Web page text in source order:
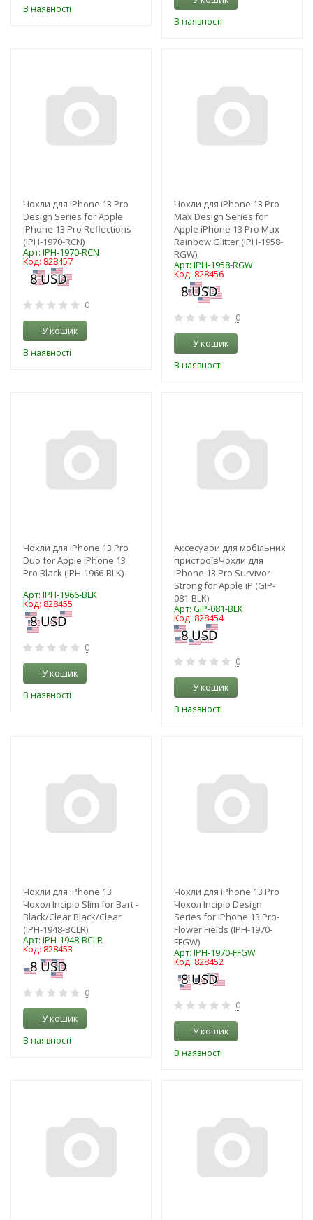
В наявності
В наявності
Чохли для iPhone 13 Pro
Design Series for Apple
iPhone 13 Pro Reflections
(IPH-1970-RCN)
Арт: IPH-1970-RCN
Код: 828457
0
У кошик
В наявності
Чохли для iPhone 13 Pro
Max Design Series for
Apple iPhone 13 Pro Max
Rainbow Glitter (IPH-1958-
RGW)
Арт: IPH-1958-RGW
Код: 828456
0
У кошик
В наявності
Чохли для iPhone 13 Pro
Duo for Apple iPhone 13
Pro Black (IPH-1966-BLK)
Арт: IPH-1966-BLK
Код: 828455
0
У кошик
В наявності
Аксесуари для мобільних
пристроївЧохли для
iPhone 13 Pro Survivor
Strong for Apple iP (GIP-
081-BLK)
Арт: GIP-081-BLK
Код: 828454
0
У кошик
В наявності
Чохли для iPhone 13
Чохол Incipio Slim for Bart -
Black/Clear Black/Clear
(IPH-1948-BCLR)
Арт: IPH-1948-BCLR
Код: 828453
0
У кошик
В наявності
Чохли для iPhone 13 Pro
Чохол Incipio Design
Series for iPhone 13 Pro-
Flower Fields (IPH-1970-
FFGW)
Арт: IPH-1970-FFGW
Код: 828452
0
У кошик
В наявності